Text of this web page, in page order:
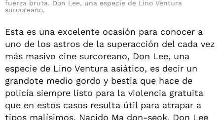
fuerza bruta. Don Lee, una especie de Lino Ventura
surcoreano.
Esta es una excelente ocasión para conocer a
uno de los astros de la superacción del cada vez
más masivo cine surcoreano, Don Lee, una
especie de Lino Ventura asiático, es decir un
grandote medio gordo y bestia que hace de
policía siempre listo para la violencia gratuita
que en estos casos resulta útil para atrapar a
tipos malísimos. Nacido Ma don-seok, Don Lee